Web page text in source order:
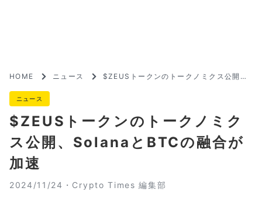
HOME ニュース
$ZEUSトークンのトークノミクス公開、
ニュース
$ZEUSトークンのトークノミク
ス公開、SolanaとBTCの融合が
加速
2024/11/24・ Crypto Times 編集部